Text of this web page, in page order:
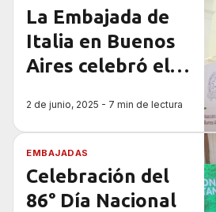
La Embajada de
Italia en Buenos
Aires celebró el
la República
Italiana
2 de junio, 2025 - 7 min de lectura
EMBAJADAS
Celebración del
86° Día Nacional